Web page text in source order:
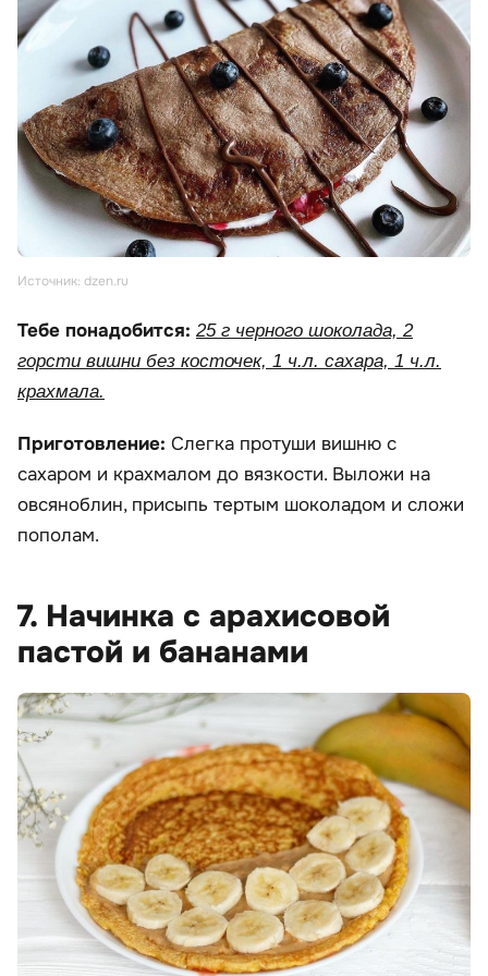
Источник: dzen.ru
Тебе понадобится: 25 г черного шоколада, 2
горсти вишни без косточек, 1 ч.л. сахара, 1 ч.л.
крахмала.
Приготовление: Слегка протуши вишню с
сахаром и крахмалом до вязкости. Выложи на
овсяноблин, присыпь тертым шоколадом и сложи
пополам.
7. Начинка с арахисовой
пастой и бананами